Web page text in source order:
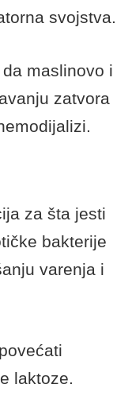
svojstva.
maslinovo i
zatvora
za šta jesti
bakterije
varenja i
laktoze.